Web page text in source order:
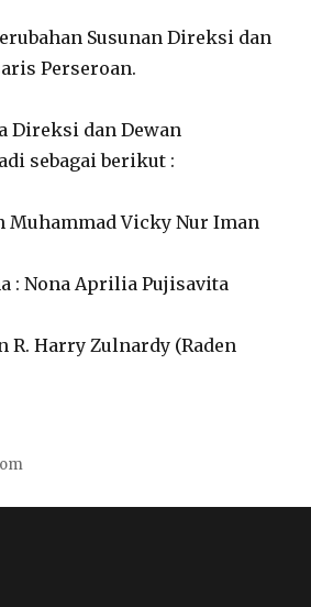
Susunan Direksi dan
Perseroan.
Direksi dan Dewan
sebagai berikut :
Vicky Nur Iman
: Nona Aprilia Pujisavita
R. Harry Zulnardy (Raden